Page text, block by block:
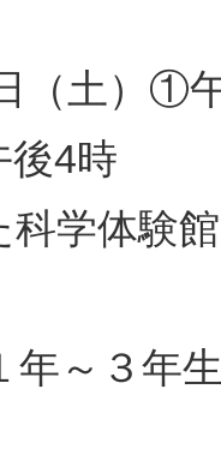
（土）①
4時
学体験
～３年